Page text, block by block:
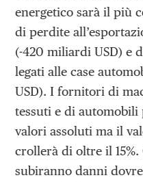
energetico sarà il più
di perdite
(-420 miliardi USD) e
legati alle case
USD). I fornitori di
tessuti e di
valori assoluti ma il
crollerà di oltre il
subiranno danni